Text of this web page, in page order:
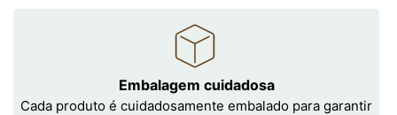
Embalagem cuidadosa
Cada produto é cuidadosamente embalado para garantir